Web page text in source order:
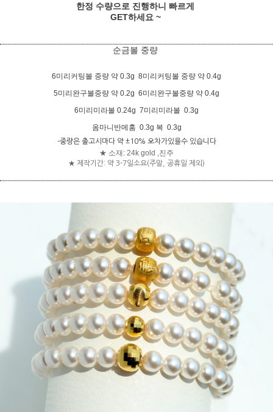
한정 수량으로 진행하니 빠르게
GET하세요 ~
순금볼 중량
6미리커팅볼 중량 약 0.3g 8미리커팅볼 중량 약 0.4g
5미리완구볼중량 약 0.2g 6미리완구볼중량 약 0.4g
6미리미라볼 0.24g 7미리미라볼 0.3g
옴마니반메훔 0.3g 복 0.3g
-중량은 출고시마다 약 ±10% 오차가있을수 있습니다
★ 소재: 24k gold ,진주
★ 제작기간: 약 3-7일소요(주말, 공휴일 제외)